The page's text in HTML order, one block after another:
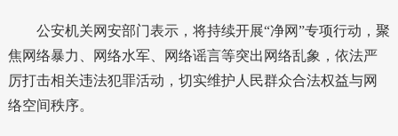
公安机关网安部门表示，将持续开展“净网”专项行动，聚
焦网络暴力、网络水军、网络谣言等突出网络乱象，依法严
厉打击相关违法犯罪活动，切实维护人民群众合法权益与网
络空间秩序。